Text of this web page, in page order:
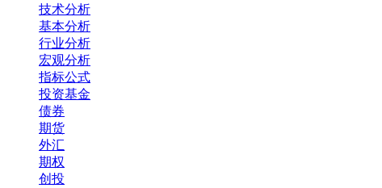
技术分析
基本分析
行业分析
宏观分析
指标公式
投资基金
债券
期货
外汇
期权
创投